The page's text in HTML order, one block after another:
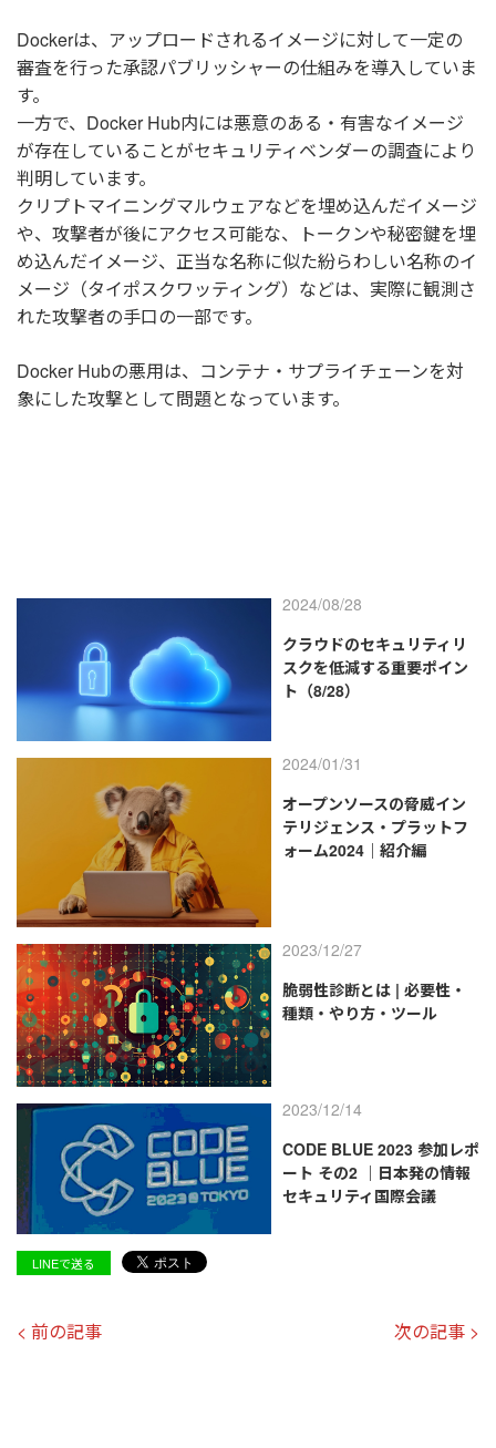
Dockerは、アップロードされるイメージに対して一定の
審査を行った承認パブリッシャーの仕組みを導入していま
す。
一方で、Docker Hub内には悪意のある・有害なイメージ
が存在していることがセキュリティベンダーの調査により
判明しています。
クリプトマイニングマルウェアなどを埋め込んだイメージ
や、攻撃者が後にアクセス可能な、トークンや秘密鍵を埋
め込んだイメージ、正当な名称に似た紛らわしい名称のイ
メージ（タイポスクワッティング）などは、実際に観測さ
れた攻撃者の手口の一部です。
Docker Hubの悪用は、コンテナ・サプライチェーンを対
象にした攻撃として問題となっています。
2024/08/28
クラウドのセキュリティリ
スクを低減する重要ポイン
ト（8/28）
2024/01/31
オープンソースの脅威イン
テリジェンス・プラットフ
ォーム2024｜紹介編
2023/12/27
脆弱性診断とは | 必要性・
種類・やり方・ツール
2023/12/14
CODE BLUE 2023 参加レポ
ート その2 ｜日本発の情報
セキュリティ国際会議
LINEで送る
< 前の記事 次の記事 >